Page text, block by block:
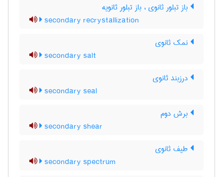
باز تبلور ثانوی ، باز تبلور ثانویه
secondary recrystallization
نمک ثانوی
secondary salt
درزبند ثانوی
secondary seal
برش دوم
secondary shear
طیف ثانوی
secondary spectrum